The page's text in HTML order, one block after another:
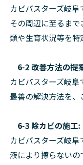
カビバスターズ岐阜
その周辺に至るま
類や生育状況等を特
6-2 改善方法の提
カビバスターズ岐
最善の解決方法を、
6-3 除カビの施工:
カビバスターズ岐
液により擦らない